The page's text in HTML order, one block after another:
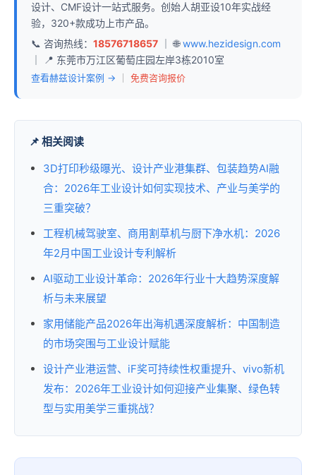
设计、CMF设计一站式服务。创始人胡亚设10年实战经
验，320+款成功上市产品。
📞 咨询热线： 18576718657 ｜ 🌐www.hezidesign.com
｜ 📍 东莞市万江区葡萄庄园左岸3栋2010室
查看赫兹设计案例 → 免费咨询报价
📌 相关阅读
3D打印秒级曝光、设计产业港集群、包装趋势AI融
合：2026年工业设计如何实现技术、产业与美学的
三重突破？
工程机械驾驶室、商用割草机与厨下净水机：2026
年2月中国工业设计专利解析
AI驱动工业设计革命：2026年行业十大趋势深度解
析与未来展望
家用储能产品2026年出海机遇深度解析：中国制造
的市场突围与工业设计赋能
设计产业港运营、iF奖可持续性权重提升、vivo新机
发布：2026年工业设计如何迎接产业集聚、绿色转
型与实用美学三重挑战？